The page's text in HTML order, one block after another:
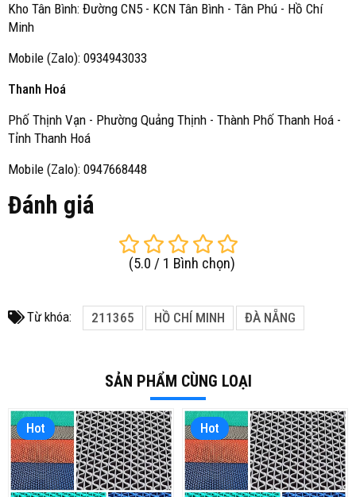
Kho Tân Bình: Đường CN5 - KCN Tân Bình - Tân Phú - Hồ Chí
Minh
Mobile (Zalo): 0934943033
Thanh Hoá
Phố Thịnh Vạn - Phường Quảng Thịnh - Thành Phố Thanh Hoá -
Tỉnh Thanh Hoá
Mobile (Zalo): 0947668448
Đánh giá
(5.0 / 1 Bình chọn)
Từ khóa: 211365 HỒ CHÍ MINH ĐÀ NẴNG
SẢN PHẨM CÙNG LOẠI
Hot Hot